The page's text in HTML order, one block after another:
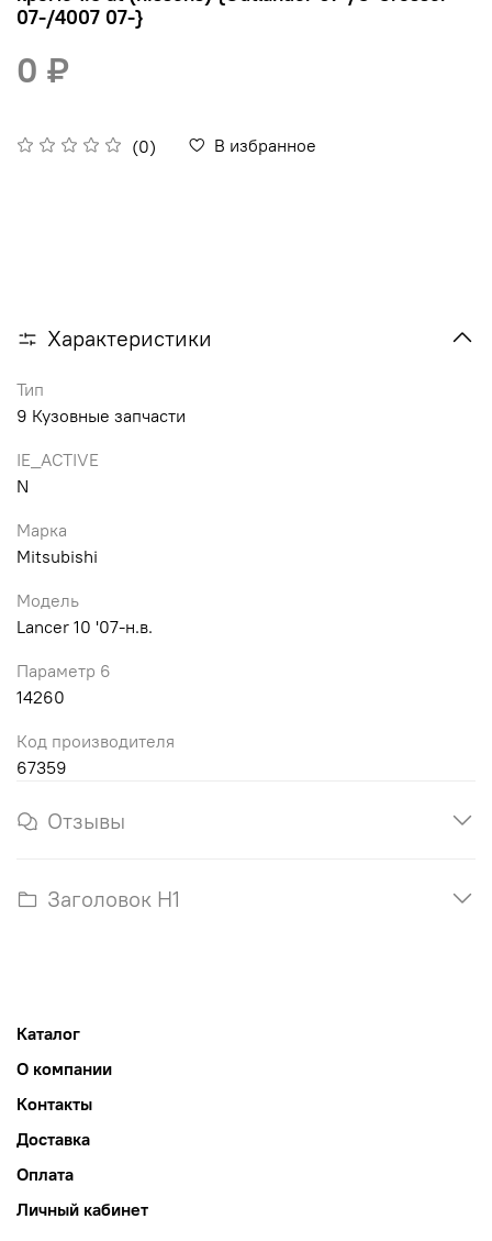
07-/4007 07-}
(0) В избранное
0 ₽
Характеристики
Тип
9 Кузовные запчасти
IE_ACTIVE
N
Марка
Mitsubishi
Модель
Lancer 10 '07-н.в.
Параметр 6
14260
Код производителя
67359
Отзывы
Заголовок H1
Каталог
О компании
Контакты
Доставка
Оплата
Личный кабинет